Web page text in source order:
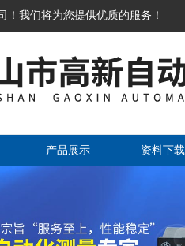
我们将为您提供优质的服务！
产品展示 资料下载